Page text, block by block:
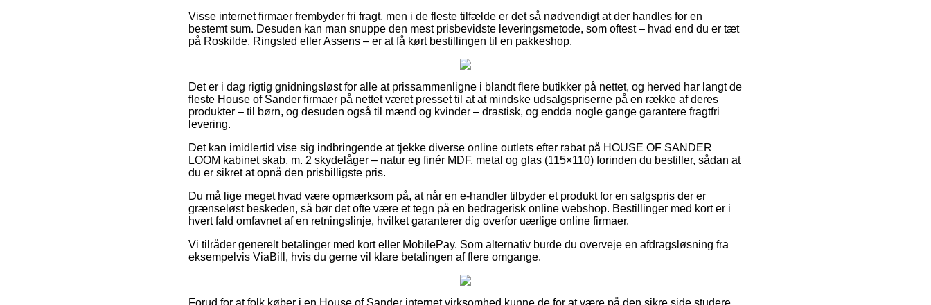
Visse internet firmaer frembyder fri fragt, men i de fleste tilfælde er det så nødvendigt at der handles for en
bestemt sum. Desuden kan man snuppe den mest prisbevidste leveringsmetode, som oftest – hvad end du er tæt
på Roskilde, Ringsted eller Assens – er at få kørt bestillingen til en pakkeshop.
Det er i dag rigtig gnidningsløst for alle at prissammenligne i blandt flere butikker på nettet, og herved har langt de
fleste House of Sander firmaer på nettet været presset til at at mindske udsalgspriserne på en række af deres
produkter – til børn, og desuden også til mænd og kvinder – drastisk, og endda nogle gange garantere fragtfri
levering.
Det kan imidlertid vise sig indbringende at tjekke diverse online outlets efter rabat på HOUSE OF SANDER
LOOM kabinet skab, m. 2 skydelåger – natur eg finér MDF, metal og glas (115×110) forinden du bestiller, sådan at
du er sikret at opnå den prisbilligste pris.
Du må lige meget hvad være opmærksom på, at når en e-handler tilbyder et produkt for en salgspris der er
grænseløst beskeden, så bør det ofte være et tegn på en bedragerisk online webshop. Bestillinger med kort er i
hvert fald omfavnet af en retningslinje, hvilket garanterer dig overfor uærlige online firmaer.
Vi tilråder generelt betalinger med kort eller MobilePay. Som alternativ burde du overveje en afdragsløsning fra
eksempelvis ViaBill, hvis du gerne vil klare betalingen af flere omgange.